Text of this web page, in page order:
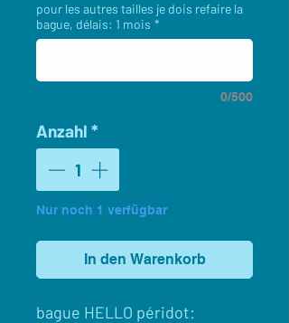
pour les autres tailles je dois refaire la
bague, délais: 1 mois *
0/500
Anzahl *
Nur noch 1 verfügbar
In den Warenkorb
bague HELLO péridot: